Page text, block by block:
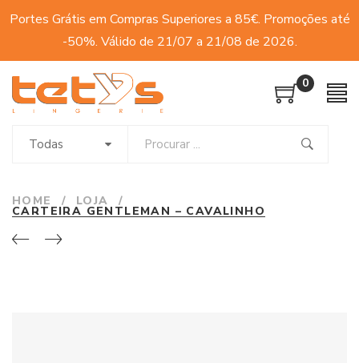
Portes Grátis em Compras Superiores a 85€. Promoções até
-50%. Válido de 21/07 a 21/08 de 2026.
0
Todas
HOME / LOJA /
CARTEIRA GENTLEMAN – CAVALINHO